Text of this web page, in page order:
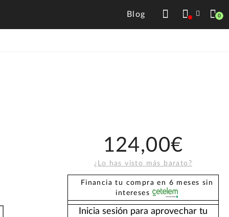
Blog 0
124,00€
¿Lo has visto más barato?
Financia tu compra en 6 meses sin
intereses
Inicia sesión para aprovechar tu